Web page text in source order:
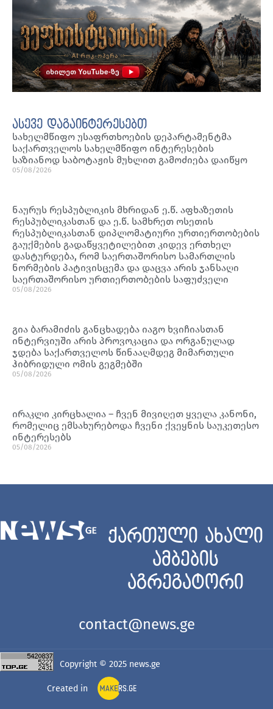
ასევე დაგაინტერესებთ
სახელმწიფო უსაფრთხოების დეპარტამენტმა
საქართველოს სახელმწიფო ინტერესების
საზიანოდ საბოტაჟის მუხლით გამოძიება დაიწყო
05/08/2026
ნაურუს რესპუბლიკის მხრიდან ე.წ. აფხაზეთის
რესპუბლიკასთან და ე.წ. სამხრეთ ოსეთის
რესპუბლიკასთან დიპლომატიური ურთიერთობების
გაუქმების გადაწყვეტილებით კიდევ ერთხელ
დასტურდება, რომ საერთაშორისო სამართლის
ნორმების პატივისცემა და დაცვა არის ჯანსაღი
საერთაშორისო ურთიერთობების საფუძველი
05/08/2026
გია ბარამიძის განცხადება იაგო ხვიჩიასთან
ინტერვიუში არის პროვოკაცია და ორგანულად
ჯდება საქართველოს წინააღმდეგ მიმართული
ჰიბრიდული ომის გეგმებში
05/08/2026
ირაკლი კირცხალია – ჩვენ მივიღეთ ყველა კანონი,
რომელიც ემსახურებოდა ჩვენი ქვეყნის საუკეთესო
ინტერესებს
05/08/2026
ქართული ახალი
ამბების
აგრეგატორი
contact@news.ge
Copyright © 2025 news.ge
Created in